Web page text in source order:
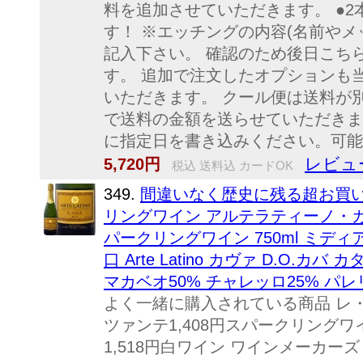
料を追加させていただきます。 ●2
す！ ※エッチングの内容(名前やメ
記入下さい。 確認のため後日こち
す。 追加で注文したオプションも
いただきます。 クール便は送料が
で送料の金額を送らせていただき
に指定日を書き込みください。可
5,720円
税込 送料込 カードOK レビュ
349. 間違いなく歴史に残る超お買
リングワイン アルテラティーノ・
パークリングワイン 750ml ミディ
口 Arte Latino カヴァ D.O.カバ カ
マカベオ50% チャレッロ25% パ
よく一緒に購入されている商品 レ
ツァンテ1,408円スパークリング
1,518円白ワイン ワインメーカー